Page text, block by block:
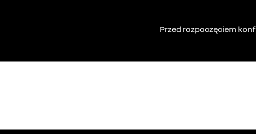
Przed rozpoczęciem